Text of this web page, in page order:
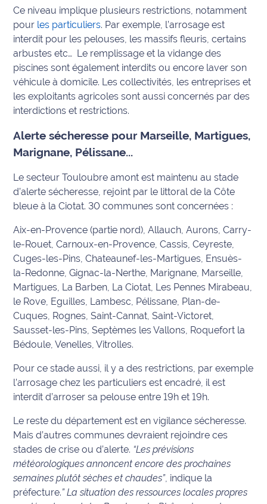
Défense
Municipales
2026
Contenus
Partenaires
de la
rédaction
Coup de
coeur
Fil
rouge
Maritima
L'anecdote
de Jeff
C'est
mon
club
Les
Coachs
Maritima
plan
sortie
contacter
Ce niveau implique plusieurs restrictions, notamment
pour les particuliers. Par exemple, l’arrosage est
interdit pour les pelouses, les massifs fleuris, certains
arbustes etc… Le remplissage et la vidange des
piscines sont également interdits ou encore laver son
véhicule à domicile. Les collectivités, les entreprises et
les exploitants agricoles sont aussi concernés par des
interdictions et restrictions.
Alerte sécheresse pour Marseille, Martigues,
Marignane, Pélissane...
Le secteur Touloubre amont est maintenu au stade
d’alerte sécheresse, rejoint par le littoral de la Côte
bleue à la Ciotat. 30 communes sont concernées :
Aix-en-Provence (partie nord), Allauch, Aurons, Carry-
le-Rouet, Carnoux-en-Provence, Cassis, Ceyreste,
Cuges-les-Pins, Chateaunef-les-Martigues, Ensuès-
la-Redonne, Gignac-la-Nerthe, Marignane, Marseille,
Martigues, La Barben, La Ciotat, Les Pennes Mirabeau,
le Rove, Eguilles, Lambesc, Pélissane, Plan-de-
Cuques, Rognes, Saint-Cannat, Saint-Victoret,
Sausset-les-Pins, Septèmes les Vallons, Roquefort la
Bédoule, Venelles, Vitrolles.
Pour ce stade aussi, il y a des restrictions, par exemple
l’arrosage chez les particuliers est encadré, il est
interdit d’arroser sa pelouse entre 19h et 19h.
Le reste du département est en vigilance sécheresse.
Mais d’autres communes devraient rejoindre ces
stades de crise ou d’alerte. “Les prévisions
météorologiques annoncent encore des prochaines
semaines plutôt sèches et chaudes”, indique la
préfecture.” La situation des ressources locales propres